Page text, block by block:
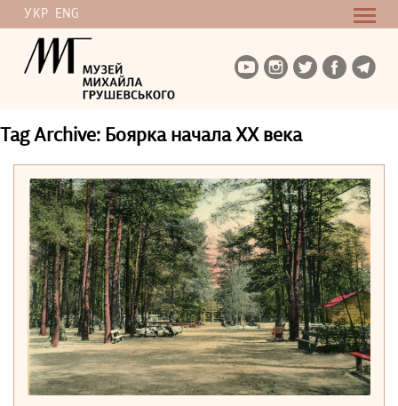
УКР ENG
Tag Archive: Боярка начала ХХ века